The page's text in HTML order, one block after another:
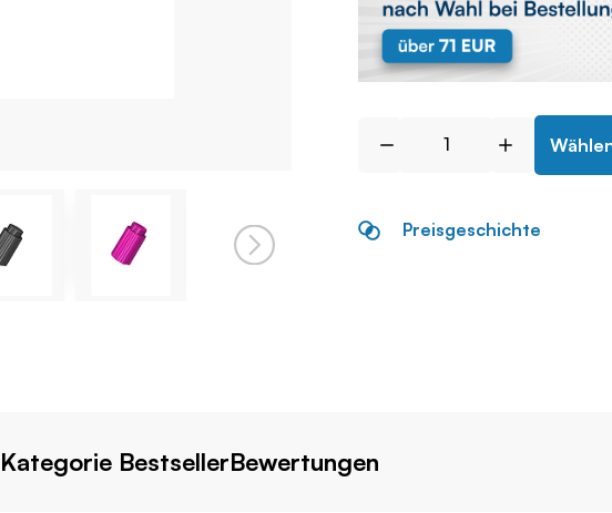
Preisgeschichte
Kategorie BestsellerBewertungen